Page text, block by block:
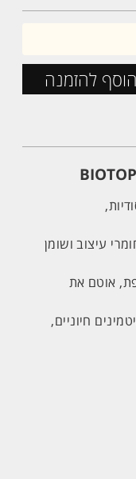
הוסף להזמנה
עיצוב ושומן
אוטם את
חיוניים,